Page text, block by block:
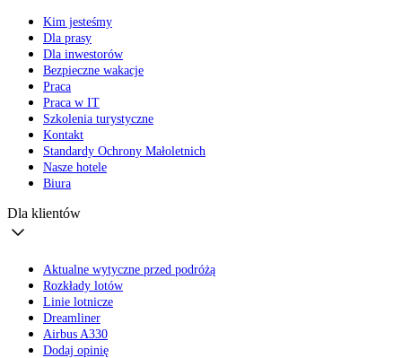
Kim jesteśmy
Dla prasy
Dla inwestorów
Bezpieczne wakacje
Praca
Praca w IT
Szkolenia turystyczne
Kontakt
Standardy Ochrony Małoletnich
Nasze hotele
Biura
Dla klientów
Aktualne wytyczne przed podróżą
Rozkłady lotów
Linie lotnicze
Dreamliner
Airbus A330
Dodaj opinię